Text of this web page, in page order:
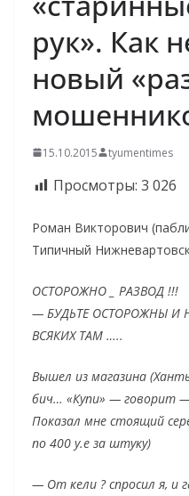
рук». Как
новый
15.10.2015 tyumentimes
Просмотры: 3 026
Роман Викторович
Типичный
ОСТОРОЖНО _ РАЗВОД !!!
— БУДЬТЕ ОСТОРОЖНЫ И
ВСЯКИХ ТАМ …..
Вышел из магазина
бич… «Купи» — говорит
Показал мне стоящий
по 400 у.е за штуку)
— От кели ? спросил я, и